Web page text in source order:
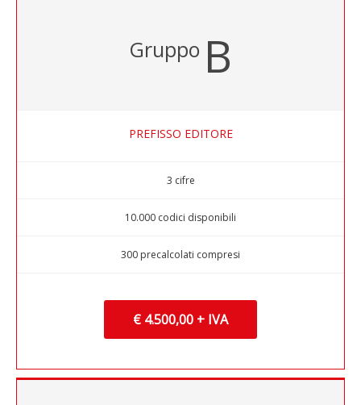
Gruppo B
PREFISSO EDITORE
3 cifre
10.000 codici disponibili
300 precalcolati compresi
€ 4.500,00 + IVA